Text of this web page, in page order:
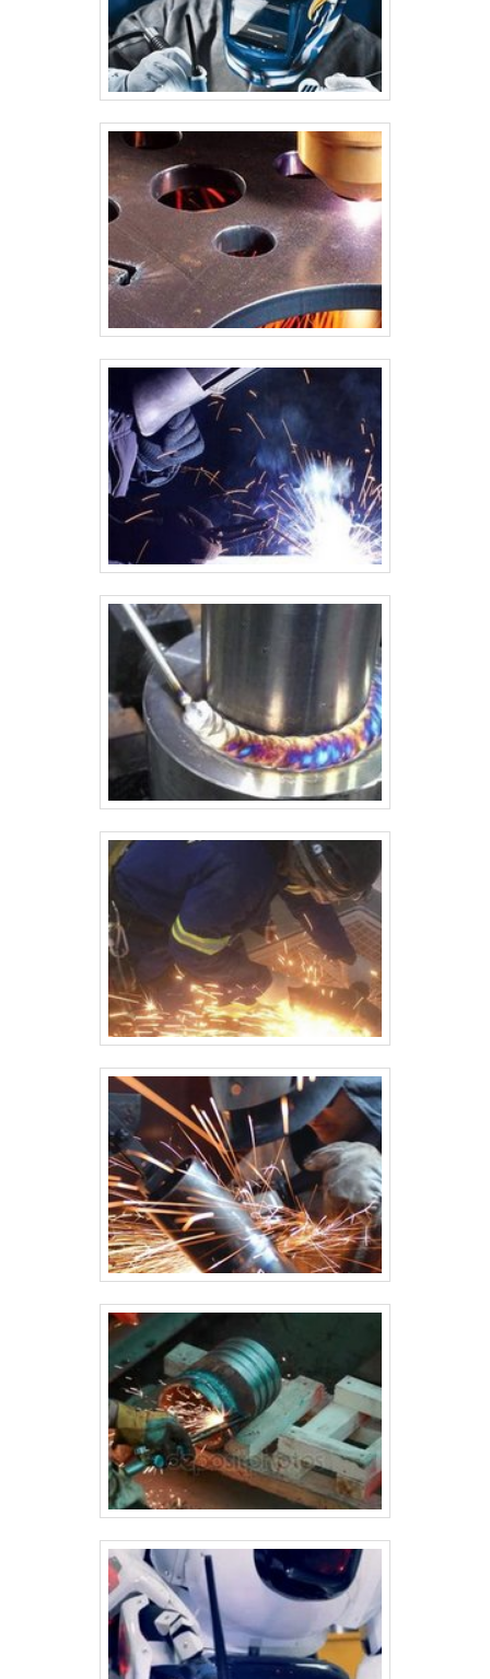
operação industrial, principalmente em sistemas de caldeiras e
vasos de pressão. As manutenções podem ser preventivas ou
corretivas, com foco na inspeção regular, limpeza, reparo de
vazamentos, substituição de peças danificadas, entre outras
hidrostático, são comuns para garantir que o equipamento esteja
operando de forma segura e eficiente. Conclusão A caldeiraria
industrial desempenha um papel fundamental em muitas áreas
industriais, com sua capacidade de fornecer soluções em
equipamentos de grande porte e complexidade. É uma área que
exige um alto nível de especialização técnica, tanto em termos de
produção quanto de segurança, dado o uso intensivo de pressões
e temperaturas extremas em muitos dos equipamentos fabricados.